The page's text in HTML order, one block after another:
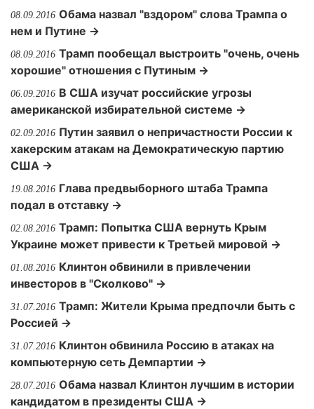
08.09.2016 Обама назвал "вздором" слова Трампа о
нем и Путине →
08.09.2016 Трамп пообещал выстроить "очень, очень
хорошие" отношения с Путиным →
06.09.2016 В США изучат российские угрозы
американской избирательной системе →
02.09.2016 Путин заявил о непричастности России к
хакерским атакам на Демократическую партию
США →
19.08.2016 Глава предвыборного штаба Трампа
подал в отставку →
02.08.2016 Трамп: Попытка США вернуть Крым
Украине может привести к Третьей мировой →
01.08.2016 Клинтон обвинили в привлечении
инвесторов в "Сколково" →
31.07.2016 Трамп: Жители Крыма предпочли быть с
Россией →
31.07.2016 Клинтон обвинила Россию в атаках на
компьютерную сеть Демпартии →
28.07.2016 Обама назвал Клинтон лучшим в истории
кандидатом в президенты США →